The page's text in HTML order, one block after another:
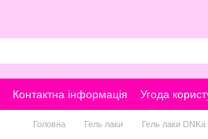
Контактна інформація Угода
Головна Гель лаки Гель лаки DNKa